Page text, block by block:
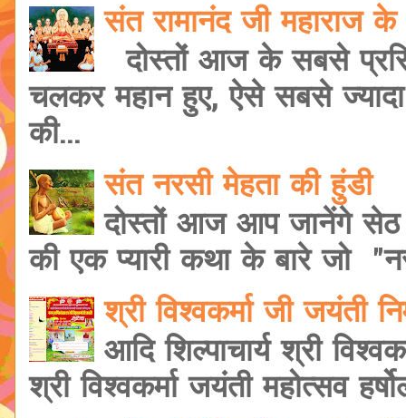
संत रामानंद जी महाराज के
दोस्तों आज के सबसे
चलकर महान हुए, ऐसे सबसे
की...
संत नरसी मेहता की हुंडी
दोस्तों आज आप जानेंगे सेठ
की एक प्यारी कथा के बारे जो
श्री विश्वकर्मा जी जयंती
आदि शिल्पाचार्य श्री
श्री विश्वकर्मा जयंती महोत्सव